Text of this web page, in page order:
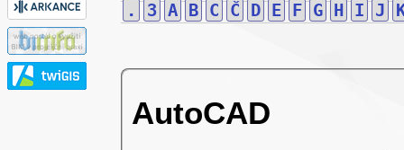
. 3 A B C Č D E F G H I J
AutoCAD